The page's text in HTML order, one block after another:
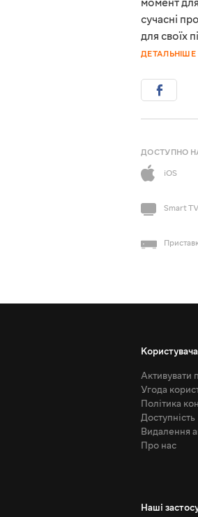
момент
сучасні
для своїх
ДЕТАЛЬНІШЕ
ДОСТУПНО
iOS
Smart TV
Активувати
Угода
Політика
Доступність
Видалення
Про нас
Наші